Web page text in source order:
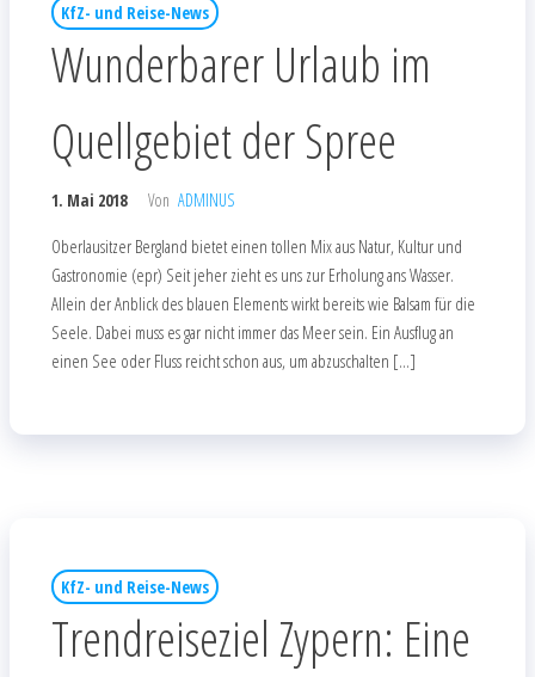
KfZ- und Reise-News
Wunderbarer Urlaub im
Quellgebiet der Spree
1. Mai 2018 Von ADMINUS
Oberlausitzer Bergland bietet einen tollen Mix aus Natur, Kultur und
Gastronomie (epr) Seit jeher zieht es uns zur Erholung ans Wasser.
Allein der Anblick des blauen Elements wirkt bereits wie Balsam für die
Seele. Dabei muss es gar nicht immer das Meer sein. Ein Ausflug an
einen See oder Fluss reicht schon aus, um abzuschalten […]
KfZ- und Reise-News
Trendreiseziel Zypern: Eine